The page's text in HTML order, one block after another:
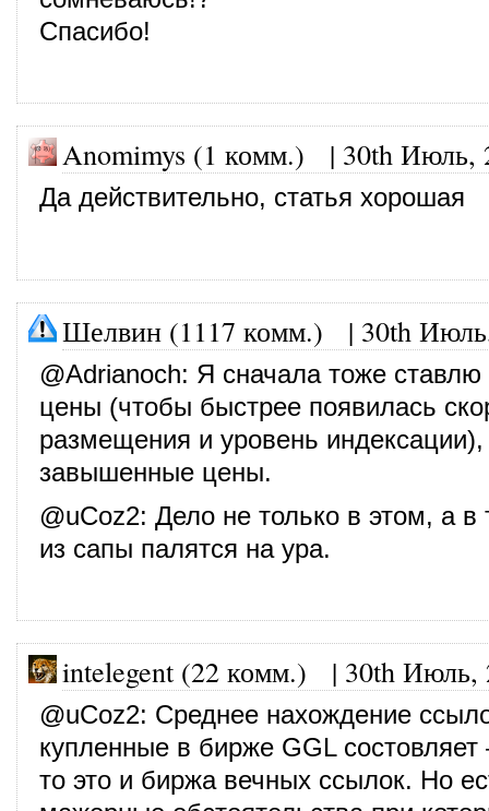
Спасибо!
Anomimys (1 комм.) | 30th Июль,
Да действительно, статья хорошая
Шелвин (1117 комм.) | 30th
@Adrianoch: Я сначала тоже ставлю
цены (чтобы быстрее появилась
размещения и уровень
завышенные цены.
@uCoz2: Дело не только в этом, а в
из сапы палятся на ура.
intelegent (22 комм.) | 30th Июль,
@uCoz2: Среднее нахождение
купленные в бирже GGL
то это и биржа вечных ссылок. Но